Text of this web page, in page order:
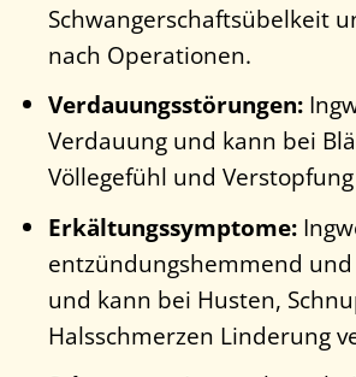
Schwangerschaftsübelkeit
nach Operationen.
Verdauungsstörungen:
Verdauung und kann bei
Völlegefühl und
Erkältungssymptome:
entzündungshemmend
und kann bei Husten,
Halsschmerzen Linderung